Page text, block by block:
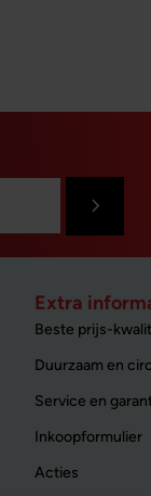
Extra
Beste prijs-
Duurzaam en
Service en
Inkoopformulier
Acties